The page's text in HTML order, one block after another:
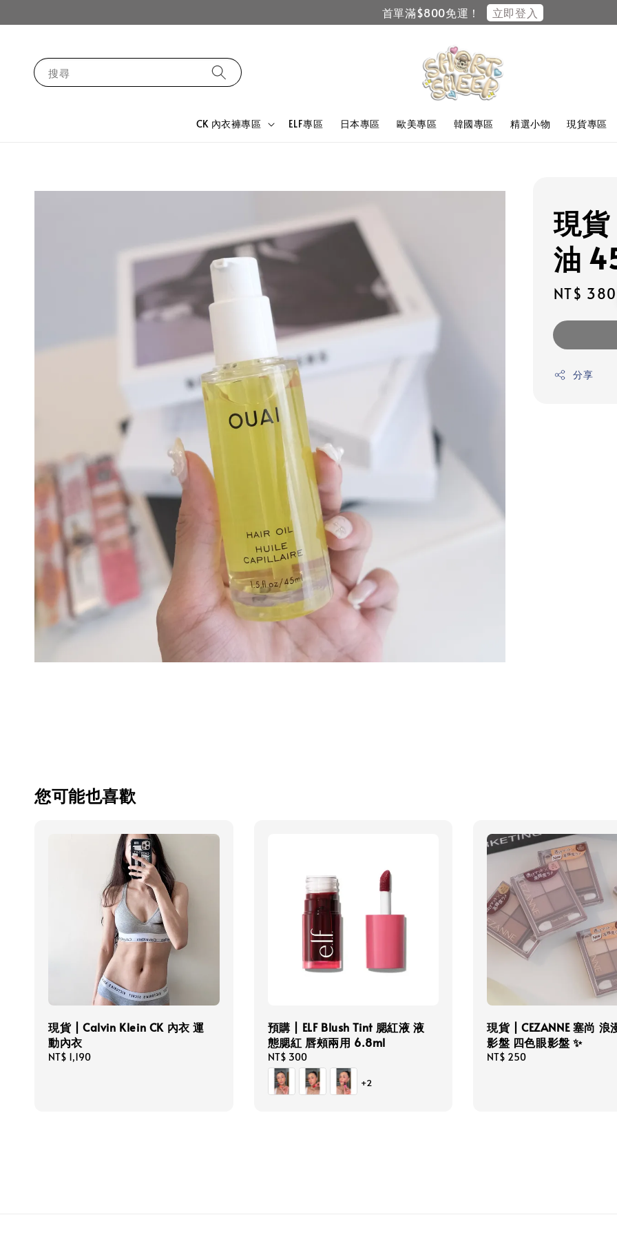
首單滿$800免運！ 立即登入
搜尋
CK 內衣褲專區 ELF專區 日本專區 歐美專區 韓國專區 精選小物 現貨專區
現
油
Regular
NT$ 380
分享
您可能也喜歡
現貨 | Calvin Klein CK 內衣 運
動內衣
Regular
NT$ 1,190
預購 | ELF Blush Tint 腮紅液 液
態腮紅 唇頰兩用 6.8ml
Regular
price
NT$ 300
+2
現貨 | CEZANNE 塞尚 浪
影盤 四色眼影盤 ✨
Regular
NT$ 250